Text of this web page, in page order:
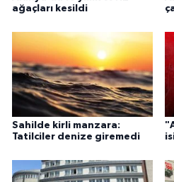
ağaçları kesildi
Sahilde kirli manzara:
Tatilciler denize giremedi